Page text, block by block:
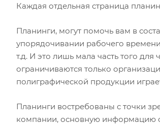
Каждая отдельная страница
Планинги, могут помочь вам в
упорядочивании рабочего
т.д. И это лишь мала часть того
ограничиваются только
полиграфической продукции
Планинги востребованы с точки
компании, основную информацию